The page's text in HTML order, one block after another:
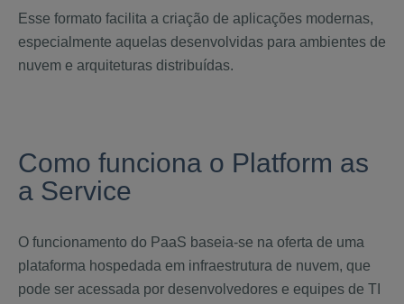
Esse formato facilita a criação de aplicações modernas,
especialmente aquelas desenvolvidas para ambientes de
nuvem e arquiteturas distribuídas.
Como funciona o Platform as
a Service
O funcionamento do PaaS baseia-se na oferta de uma
plataforma hospedada em infraestrutura de nuvem, que
pode ser acessada por desenvolvedores e equipes de TI